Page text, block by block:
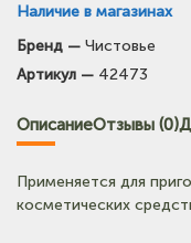
Наличие в магазинах
Тел: +7-3854-222-223
Бренд — Чистовье
Артикул — 42473
ОписаниеОтзывы (0)
Применяется для
косметических